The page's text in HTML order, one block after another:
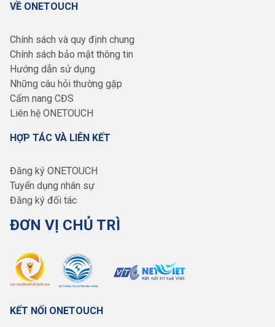
VỀ ONETOUCH
Chính sách và quy định chung
Chính sách bảo mật thông tin
Hướng dẫn sử dụng
Những câu hỏi thường gặp
Cẩm nang CĐS
Liên hệ ONETOUCH
HỢP TÁC VÀ LIÊN KẾT
Đăng ký ONETOUCH
Tuyển dụng nhân sự
Đăng ký đối tác
ĐƠN VỊ CHỦ TRÌ
KẾT NỐI ONETOUCH